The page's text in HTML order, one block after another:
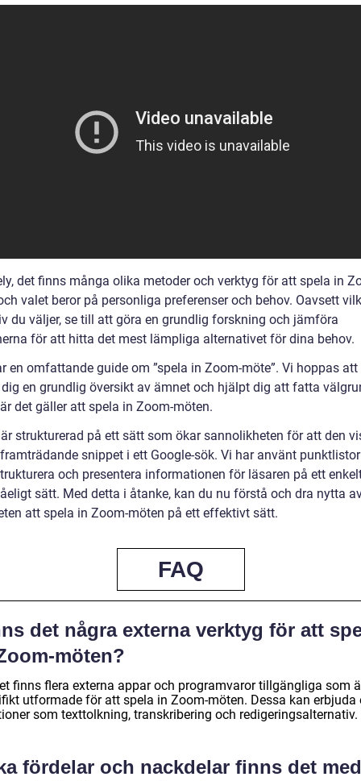
det finns många olika metoder och verktyg för att spela in
valet beror på personliga preferenser och behov. Oavsett
du väljer, se till att göra en grundlig forskning och jämföra
för att hitta det mest lämpliga alternativet för dina behov.
en omfattande guide om ”spela in Zoom-möte”. Vi hoppas
en grundlig översikt av ämnet och hjälpt dig att fatta
det gäller att spela in Zoom-möten.
strukturerad på ett sätt som ökar sannolikheten för att den
snippet i ett Google-sök. Vi har använt
och presentera informationen för läsaren på ett
sätt. Med detta i åtanke, kan du nu förstå och dra nytta
att spela in Zoom-möten på ett effektivt sätt.
FAQ
det några externa verktyg för att
möten?
finns flera externa appar och programvaror tillgängliga som
utformade för att spela in Zoom-möten. Dessa kan erbjuda
som texttolkning, transkribering och redigeringsalternativ.
fördelar och nackdelar finns det med